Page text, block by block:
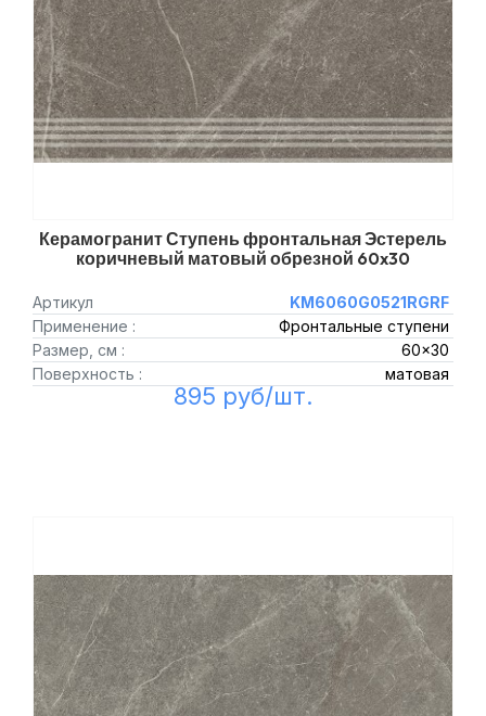
Керамогранит Ступень фронтальная Эстерель
коричневый матовый обрезной 60x30
Артикул
KM6060G0521RGRF
Применение :
Фронтальные ступени
Размер, см :
60x30
Поверхность :
матовая
895 руб/шт.